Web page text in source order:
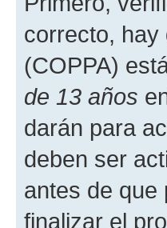
correcto, hay
(COPPA)
de 13 años
darán para
deben ser
antes de que
finalizar el